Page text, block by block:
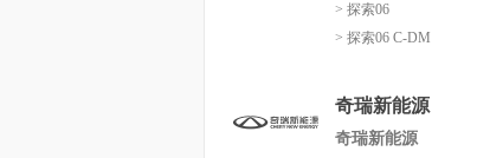
> 探索06
> 探索06 C-DM
奇瑞新能源
奇瑞新能源